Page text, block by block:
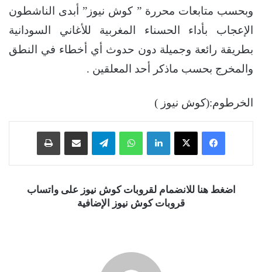
وبحسب متابعات محررة ” كوش نيوز” أبدى الناشطون
الإعجاب بأداء الحسناء المغربية للأغاني السودانية
بطريقة رائعة وجميلة دون حدوث أي أخطاء في النطق
والمخرج بحسب ماذكر أحد المعلقين .
الخرطوم:(كوش نيوز )
فيسبوك ‫X لينكدإن واتساب تيلقرام
اضغط هنا للانضمام لقروبات كوش نيوز على واتساب
قروبات كوش نيوز الإضافية